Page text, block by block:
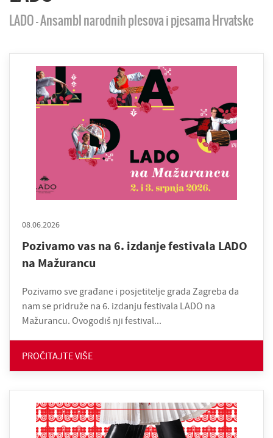
LADO - Ansambl narodnih plesova i pjesama Hrvatske
08.06.2026
Pozivamo vas na 6. izdanje festivala LADO
na Mažurancu
Pozivamo sve građane i posjetitelje grada Zagreba da
nam se pridruže na 6. izdanju festivala LADO na
Mažurancu. Ovogodiš nji festival...
PROČITAJTE VIŠE